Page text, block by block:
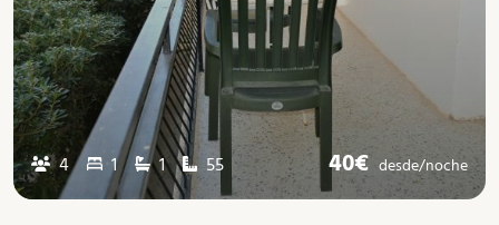
4 1 1 55 40€ desde/noche